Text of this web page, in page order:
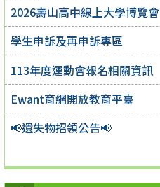
2026壽山高中線上大學博覽會
學生申訴及再申訴專區
113年度運動會報名相關資訊
Ewant育網開放教育平臺
📢遺失物招領公告📢